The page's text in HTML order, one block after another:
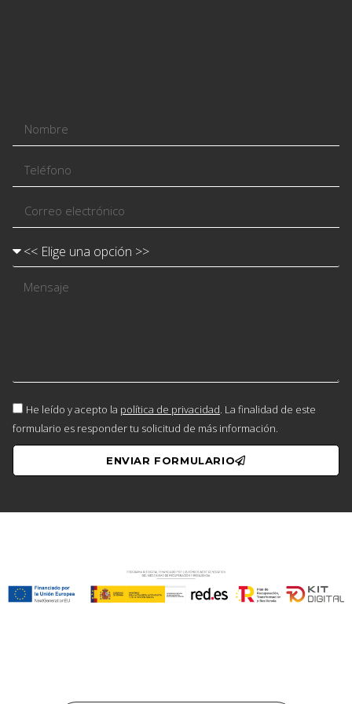
He leído y acepto la política de privacidad. La finalidad de este
formulario es responder tu solicitud de más información.
ENVIAR FORMULARIO